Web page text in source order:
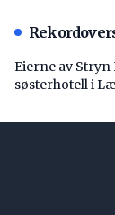
Eierne av Stryn
søsterhotell i